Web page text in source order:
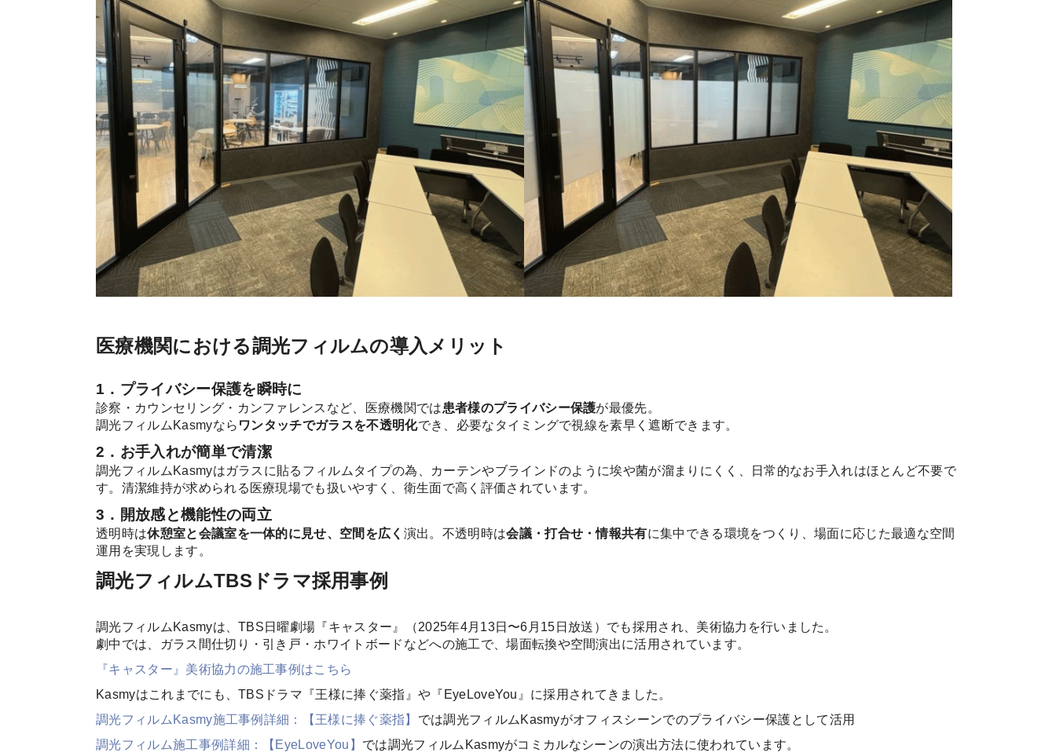
医療機関における調光フィルムの導入メリット
1．プライバシー保護を瞬時に
診察・カウンセリング・カンファレンスなど、医療機関では患者様のプライバシー保護が最優先。
調光フィルムKasmyなら ワンタッチでガラスを不透明化でき、必要なタイミングで視線を素早く遮断できます。
2．お手入れが簡単で清潔
調光フィルムKasmyはガラスに貼るフィルムタイプの為、カーテンやブラインドのように埃や菌が溜まりにくく、日常的なお手入れはほとんど不要で
す。清潔維持が求められる医療現場でも扱いやすく、衛生面で高く評価されています。
3．開放感と機能性の両立
透明時は休憩室と会議室を一体的に見せ、空間を広く 演出。不透明時は会議・打合せ・情報共有に集中できる環境をつくり、場面に応じた最適な空間
運用を実現します。
調光フィルムTBSドラマ採用事例
調光フィルムKasmyは、TBS日曜劇場『キャスター』（2025年4月13日〜6月15日放送）でも採用され、美術協力を行いました。
劇中では、ガラス間仕切り・引き戸・ホワイトボードなどへの施工で、場面転換や空間演出に活用されています。
『キャスター』美術協力の施工事例はこちら
Kasmyはこれまでにも、TBSドラマ『王様に捧ぐ薬指』や『EyeLoveYou』に採用されてきました。
調光フィルムKasmy施工事例詳細：【王様に捧ぐ薬指】 では調光フィルムKasmyがオフィスシーンでのプライバシー保護として活用
調光フィルム施工事例詳細：【EyeLoveYou】 では調光フィルムKasmyがコミカルなシーンの演出方法に使われています。